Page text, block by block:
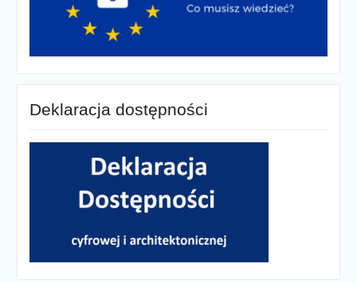
Deklaracja dostępności